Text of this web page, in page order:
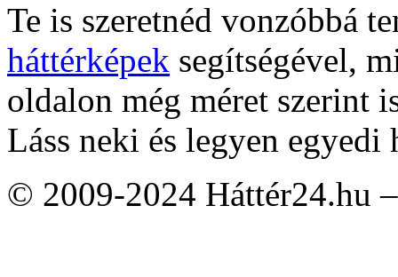
Te is szeretnéd vonzóbbá
háttérképek segítségével,
oldalon még méret szerint
Láss neki és legyen egyedi
© 2009-2024 Háttér24.hu